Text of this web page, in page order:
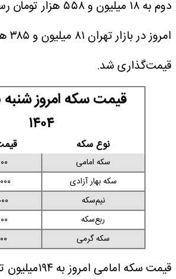
دوم به ۱۸ میلیون و
قیمت‌گذاری شد.
۱۴۰۴
نوع سکه
سکه امامی
سکه بهار آزادی
نیم‌سکه
ربع‌سکه
سکه گرمی
قیمت سکه امامی